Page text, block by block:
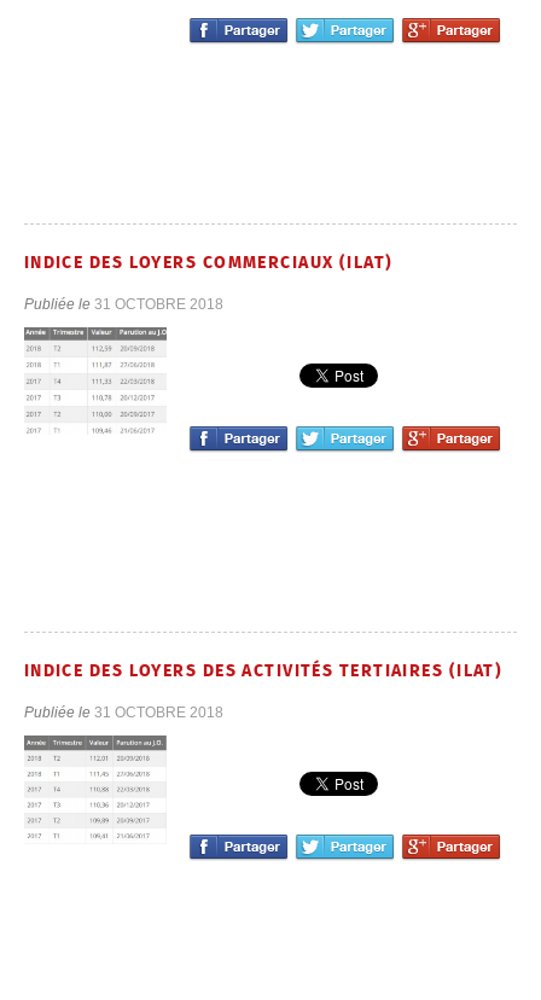
INDICE DES LOYERS COMMERCIAUX (ILAT)
Publiée le 31 OCTOBRE 2018
INDICE DES LOYERS DES ACTIVITÉS TERTIAIRES (ILAT)
Publiée le 31 OCTOBRE 2018